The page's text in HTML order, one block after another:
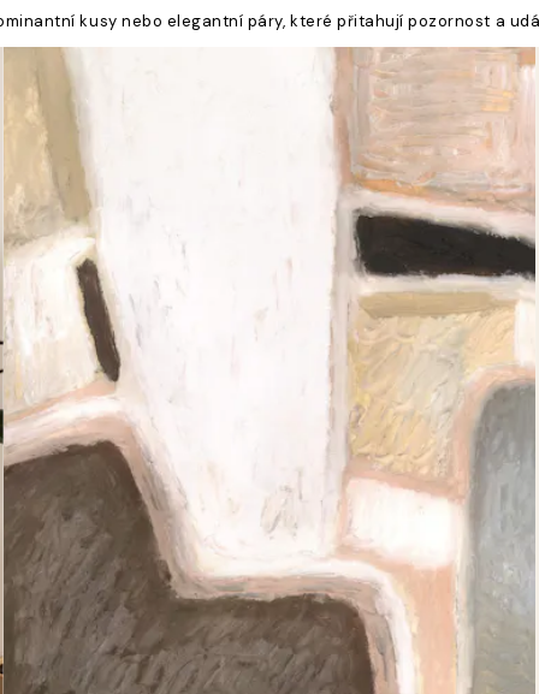
kusy nebo elegantní páry, které přitahují pozornost a